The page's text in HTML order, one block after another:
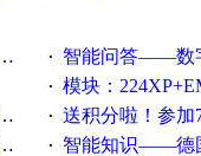
· 智能问答——数字化工厂与
· 模块：
· 送积分啦！参加7月6日
· 智能知识——德国工业崛起